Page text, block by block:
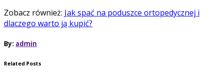
Zobacz również: Jak spać na poduszce ortopedycznej i
dlaczego warto ją kupić?
By: admin
Related Posts